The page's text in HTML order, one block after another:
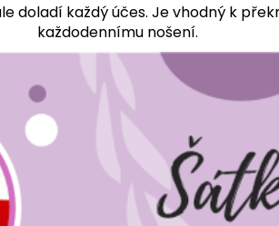
doladí každý účes. Je vhodný k
každodennímu nošení.